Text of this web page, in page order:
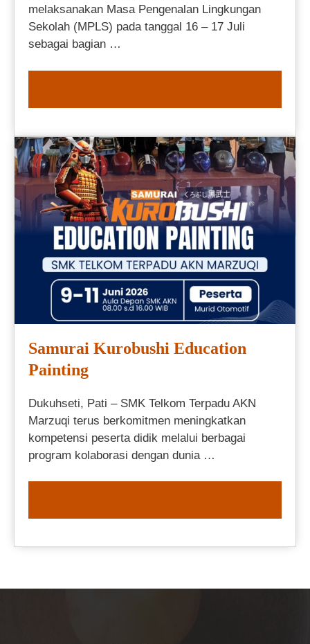
melaksanakan Masa Pengenalan Lingkungan
Sekolah (MPLS) pada tanggal 16 – 17 Juli
sebagai bagian …
Samurai Kurobushi Education
Painting
Dukuhseti, Pati – SMK Telkom Terpadu AKN
Marzuqi terus berkomitmen meningkatkan
kompetensi peserta didik melalui berbagai
program kolaborasi dengan dunia …